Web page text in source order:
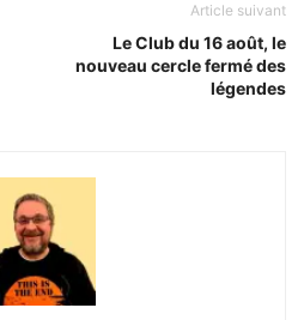
Article suivant
Le Club du 16 août, le
nouveau cercle fermé des
légendes